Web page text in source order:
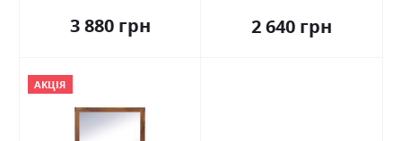
3 880 грн 2 640 грн
АКЦІЯ